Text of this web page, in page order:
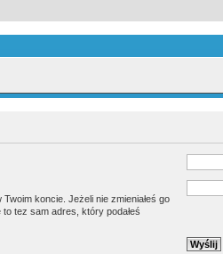
koncie. Jeżeli nie zmieniałeś go
tez sam adres, który podałeś